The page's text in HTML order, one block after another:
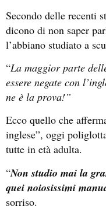
Secondo delle recenti
dicono di non saper
l’abbiano studiato a
“La maggior parte
essere negate con
ne è la prova!”
Ecco quello che
inglese”, oggi
tutte in età adulta.
“Non studio mai la
quei noiosissimi
sorriso.